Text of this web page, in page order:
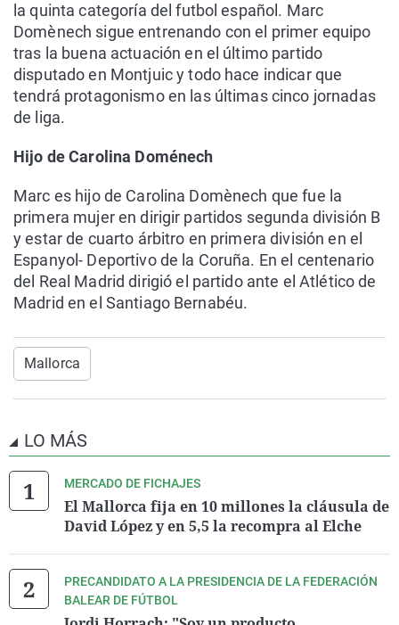
la quinta categoría del futbol español. Marc
Domènech sigue entrenando con el primer equipo
tras la buena actuación en el último partido
disputado en Montjuic y todo hace indicar que
tendrá protagonismo en las últimas cinco jornadas
de liga.
Hijo de Carolina Doménech
Marc es hijo de Carolina Domènech que fue la
primera mujer en dirigir partidos segunda división B
y estar de cuarto árbitro en primera división en el
Espanyol- Deportivo de la Coruña. En el centenario
del Real Madrid dirigió el partido ante el Atlético de
Madrid en el Santiago Bernabéu.
Mallorca
LO MÁS
MERCADO DE FICHAJES
El Mallorca fija en 10 millones la cláusula de
David López y en 5,5 la recompra al Elche
PRECANDIDATO A LA PRESIDENCIA DE LA FEDERACIÓN
BALEAR DE FÚTBOL